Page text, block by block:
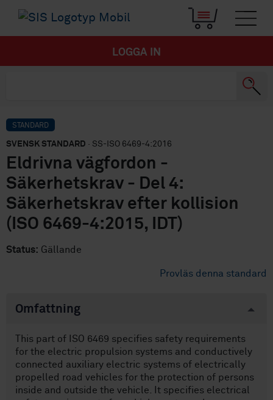
LOGGA IN
STANDARD
SVENSK STANDARD · SS-ISO 6469-4:2016
Eldrivna vägfordon -
Säkerhetskrav - Del 4:
Säkerhetskrav efter kollision
(ISO 6469-4:2015, IDT)
Status: Gällande
Provläs denna standard
Omfattning
This part of ISO 6469 specifies safety requirements
for the electric propulsion systems and conductively
connected auxiliary electric systems of electrically
propelled road vehicles for the protection of persons
inside and outside the vehicle. It specifies electrical